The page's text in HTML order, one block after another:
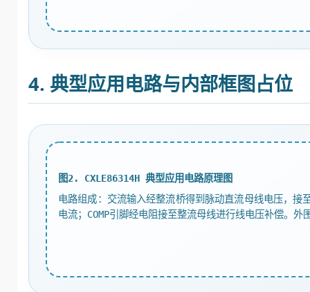
4. 典型应用电路与内部框图占位
图2. CXLE86314H 典型应用电路原理图
电路组成：交流输入经整流桥得到脉动直流母线电压，接
电流；COMP引脚经电阻接至整流母线进行线电压补偿。